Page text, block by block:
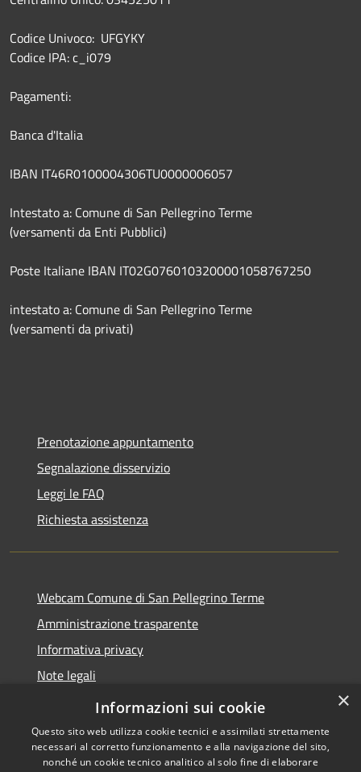
Codice Univoco: UFGYKY
Codice IPA: c_i079
Pagamenti:
Banca d'Italia
IBAN IT46R0100004306TU0000006057
Intestato a: Comune di San Pellegrino Terme
(versamenti da Enti Pubblici)
Poste Italiane IBAN IT02G0760103200001058767250
intestato a: Comune di San Pellegrino Terme
(versamenti da privati)
Prenotazione appuntamento
Segnalazione disservizio
Leggi le FAQ
Richiesta assistenza
Webcam Comune di San Pellegrino Terme
Amministrazione trasparente
Informativa privacy
Note legali
Dichiarazione di accessibilità
×
Informazioni sui cookie
Questo sito web utilizza cookie tecnici e assimilati strettamente
necessari al corretto funzionamento e alla navigazione del sito,
nonché un cookie tecnico analitico al solo fine di elaborare